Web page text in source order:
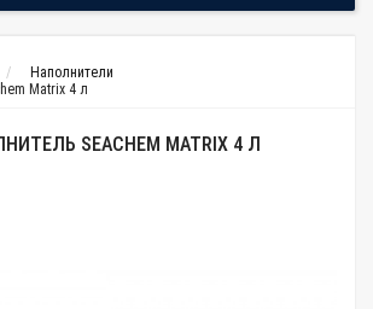
Наполнители
Matrix 4 л
SEACHEM MATRIX 4 Л